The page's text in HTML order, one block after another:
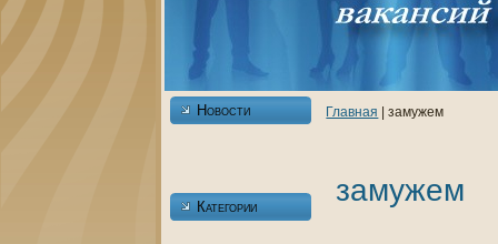
Новости
Категории
Главнaя | замужем
замужем